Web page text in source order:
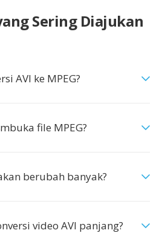
Sering Diajukan
AVI ke MPEG?
file MPEG?
berubah banyak?
video AVI panjang?